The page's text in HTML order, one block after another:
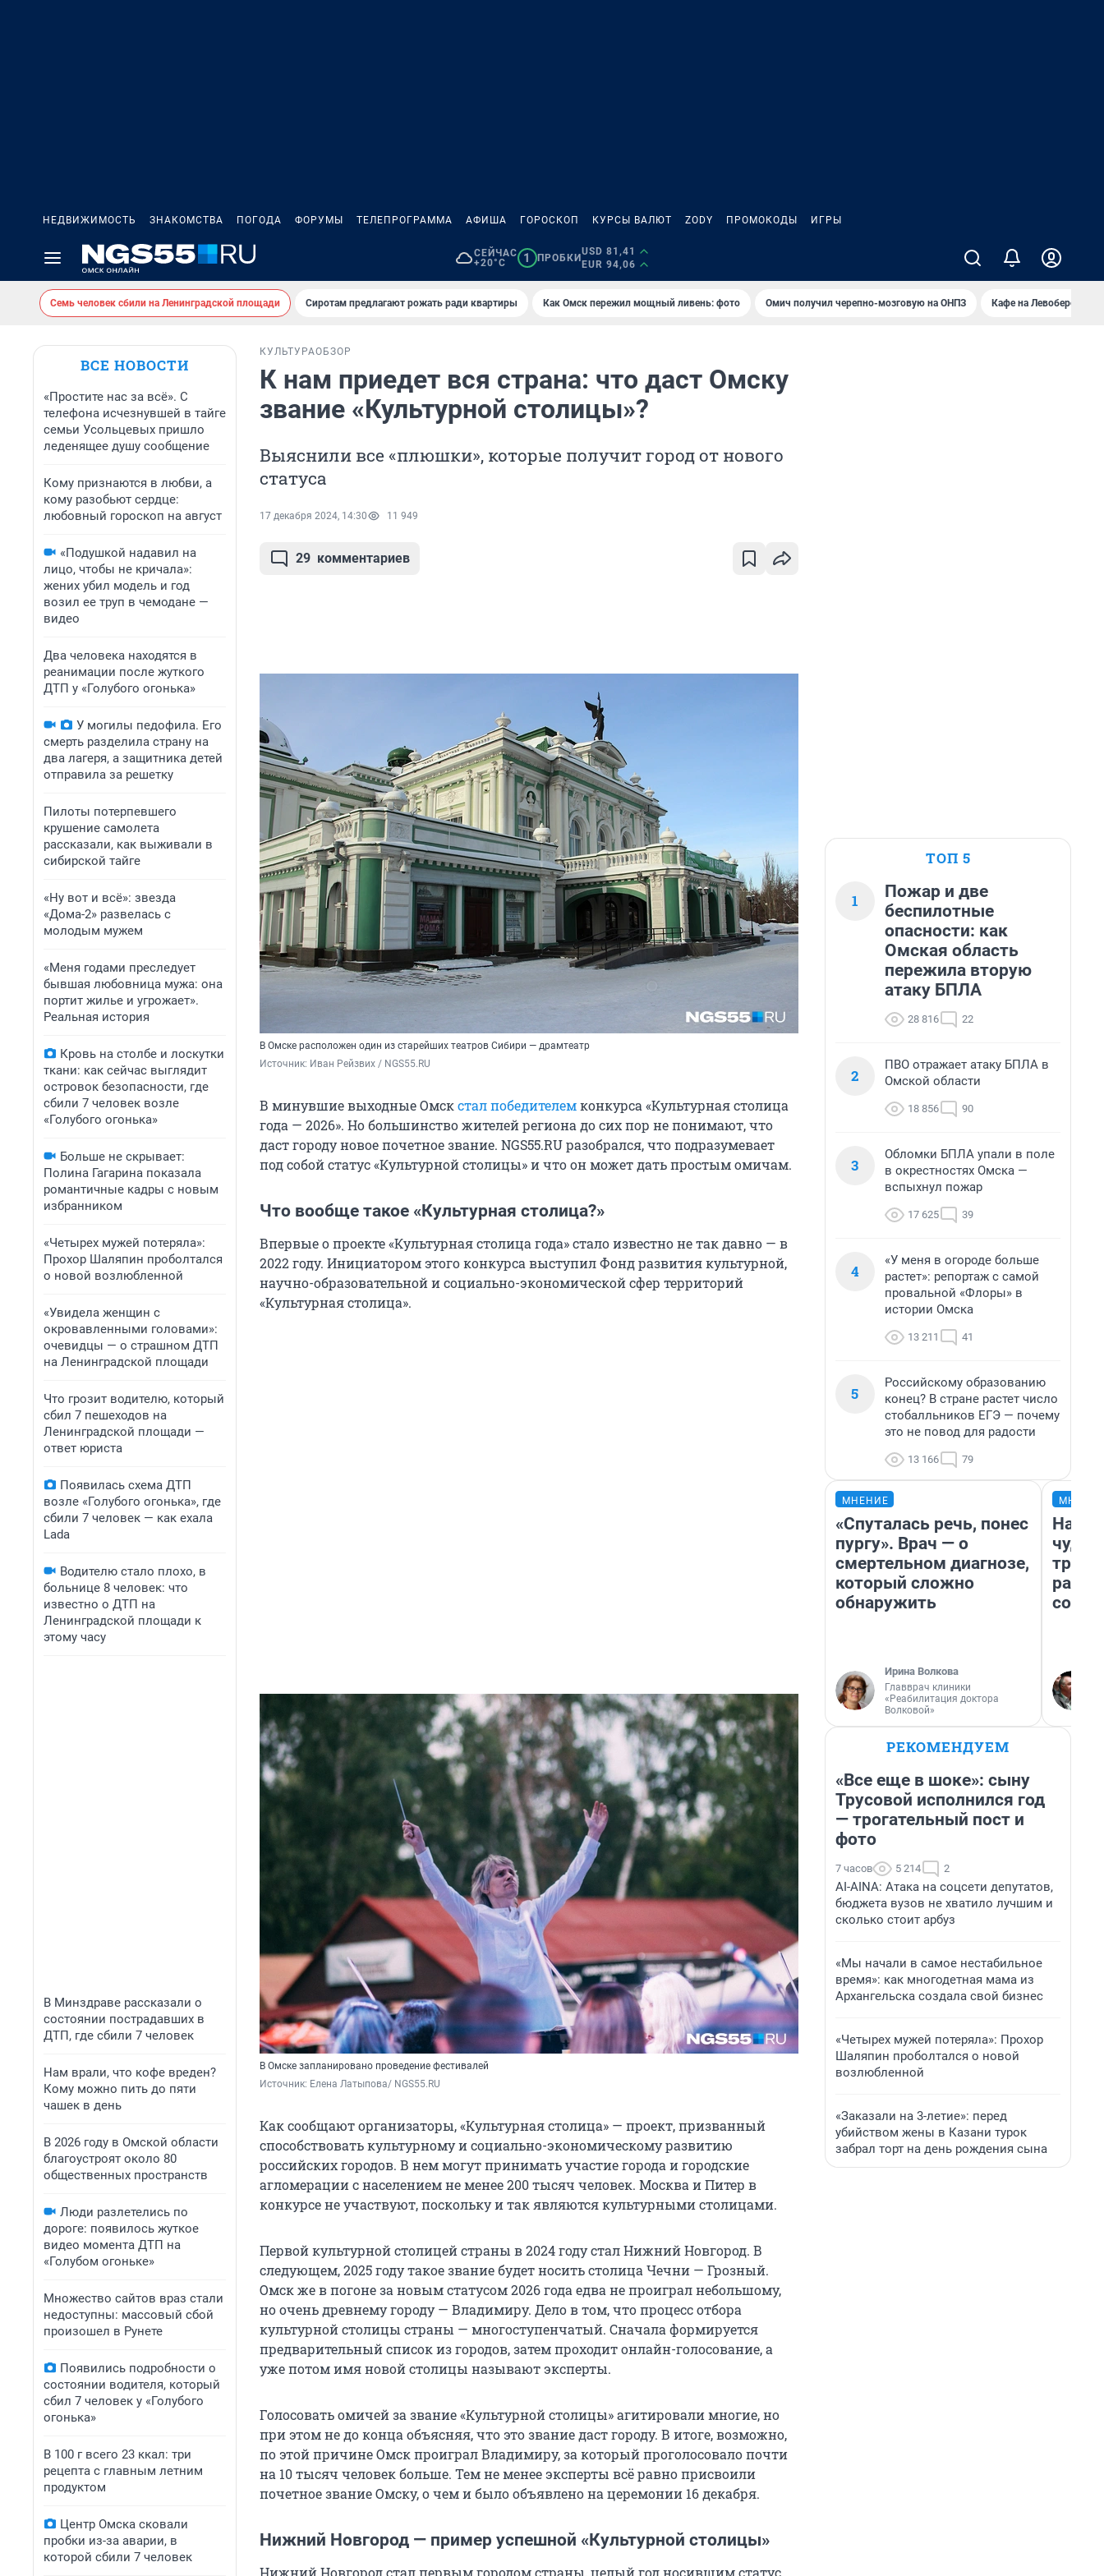
НЕДВИЖИМОСТЬ ЗНАКОМСТВА ПОГОДА ФОРУМЫ ТЕЛЕПРОГРАММА АФИША ГОРОСКОП КУРСЫ ВАЛЮТ ZODY ПРОМОКОДЫ ИГРЫ
СЕЙЧАС
+20°C
1 ПРОБКИ
USD 81,41
EUR 94,06
Семь человек сбили на Ленинградской площади Сиротам предлагают рожать ради квартиры Как Омск пережил мощный ливень: фото Омич получил черепно-мозговую на ОНПЗ Кафе на Левобережье
ВСЕ НОВОСТИ
«Простите нас за всё». С
телефона исчезнувшей в тайге
семьи Усольцевых пришло
леденящее душу сообщение
Кому признаются в любви, а
кому разобьют сердце:
любовный гороскоп на август
«Подушкой надавил на
лицо, чтобы не кричала»:
жених убил модель и год
возил ее труп в чемодане —
видео
Два человека находятся в
реанимации после жуткого
ДТП у «Голубого огонька»
У могилы педофила. Его
смерть разделила страну на
два лагеря, а защитника детей
отправила за решетку
Пилоты потерпевшего
крушение самолета
рассказали, как выживали в
сибирской тайге
«Ну вот и всё»: звезда
«Дома-2» развелась с
молодым мужем
«Меня годами преследует
бывшая любовница мужа: она
портит жилье и угрожает».
Реальная история
Кровь на столбе и лоскутки
ткани: как сейчас выглядит
островок безопасности, где
сбили 7 человек возле
«Голубого огонька»
Больше не скрывает:
Полина Гагарина показала
романтичные кадры с новым
избранником
«Четырех мужей потеряла»:
Прохор Шаляпин проболтался
о новой возлюбленной
«Увидела женщин с
окровавленными головами»:
очевидцы — о страшном ДТП
на Ленинградской площади
Что грозит водителю, который
сбил 7 пешеходов на
Ленинградской площади —
ответ юриста
Появилась схема ДТП
возле «Голубого огонька», где
сбили 7 человек — как ехала
Lada
Водителю стало плохо, в
больнице 8 человек: что
известно о ДТП на
Ленинградской площади к
этому часу
В Минздраве рассказали о
состоянии пострадавших в
ДТП, где сбили 7 человек
Нам врали, что кофе вреден?
Кому можно пить до пяти
чашек в день
В 2026 году в Омской области
благоустроят около 80
общественных пространств
Люди разлетелись по
дороге: появилось жуткое
видео момента ДТП на
«Голубом огоньке»
Множество сайтов враз стали
недоступны: массовый сбой
произошел в Рунете
Появились подробности о
состоянии водителя, который
сбил 7 человек у «Голубого
огонька»
В 100 г всего 23 ккал: три
рецепта с главным летним
продуктом
Центр Омска сковали
пробки из-за аварии, в
которой сбили 7 человек
КУЛЬТУРАОБЗОР
К нам приедет вся страна: что даст Омску
звание «Культурной столицы»?
Выяснили все «плюшки», которые получит город от нового
статуса
17 декабря 2024, 14:30 11 949
29 комментариев
В Омске расположен один из старейших театров Сибири — драмтеатр
Источник: Иван Рейзвих / NGS55.RU
В минувшие выходные Омскстал победителемконкурса «Культурная столица
года — 2026». Но большинство жителей региона до сих пор не понимают, что
даст городу новое почетное звание. NGS55.RU разобрался, что подразумевает
под собой статус «Культурной столицы» и что он может дать простым омичам.
Что вообще такое «Культурная столица?»
Впервые о проекте «Культурная столица года» стало известно не так давно — в
2022 году. Инициатором этого конкурса выступил Фонд развития культурной,
научно-образовательной и социально-экономической сфер территорий
«Культурная столица».
В Омске запланировано проведение фестивалей
Источник: Елена Латыпова/ NGS55.RU
Как сообщают организаторы, «Культурная столица» — проект, призванный
способствовать культурному и социально-экономическому развитию
российских городов. В нем могут принимать участие города и городские
агломерации с населением не менее 200 тысяч человек. Москва и Питер в
конкурсе не участвуют, поскольку и так являются культурными столицами.
Первой культурной столицей страны в 2024 году стал Нижний Новгород. В
следующем, 2025 году такое звание будет носить столица Чечни — Грозный.
Омск же в погоне за новым статусом 2026 года едва не проиграл небольшому,
но очень древнему городу — Владимиру. Дело в том, что процесс отбора
культурной столицы страны — многоступенчатый. Сначала формируется
предварительный список из городов, затем проходит онлайн-голосование, а
уже потом имя новой столицы называют эксперты.
Голосовать омичей за звание «Культурной столицы» агитировали многие, но
при этом не до конца объясняя, что это звание даст городу. В итоге, возможно,
по этой причине Омск проиграл Владимиру, за который проголосовало почти
на 10 тысяч человек больше. Тем не менее эксперты всё равно присвоили
почетное звание Омску, о чем и было объявлено на церемонии 16 декабря.
Нижний Новгород — пример успешной «Культурной столицы»
Нижний Новгород стал первым городом страны, целый год носившим статус
ТОП 5
1
Пожар и две
беспилотные
опасности: как
Омская область
пережила вторую
атаку БПЛА
28 816 22
2
ПВО отражает атаку БПЛА в
Омской области
18 856 90
3
Обломки БПЛА упали в поле
в окрестностях Омска —
вспыхнул пожар
17 625 39
4
«У меня в огороде больше
растет»: репортаж с самой
провальной «Флоры» в
истории Омска
13 211 41
5
Российскому образованию
конец? В стране растет число
стобалльников ЕГЭ — почему
это не повод для радости
13 166 79
МНЕНИЕ
«Спуталась речь, понес
пургу». Врач — о
смертельном диагнозе,
который сложно
обнаружить
Ирина Волкова
Главврач клиники
«Реабилитация доктора
Волковой»
РЕКОМЕНДУЕМ
«Все еще в шоке»: сыну
Трусовой исполнился год
— трогательный пост и
фото
7 часов 5 214 2
AI-AINA: Атака на соцсети депутатов,
бюджета вузов не хватило лучшим и
сколько стоит арбуз
«Мы начали в самое нестабильное
время»: как многодетная мама из
Архангельска создала свой бизнес
«Четырех мужей потеряла»: Прохор
Шаляпин проболтался о новой
возлюбленной
«Заказали на 3-летие»: перед
убийством жены в Казани турок
забрал торт на день рождения сына